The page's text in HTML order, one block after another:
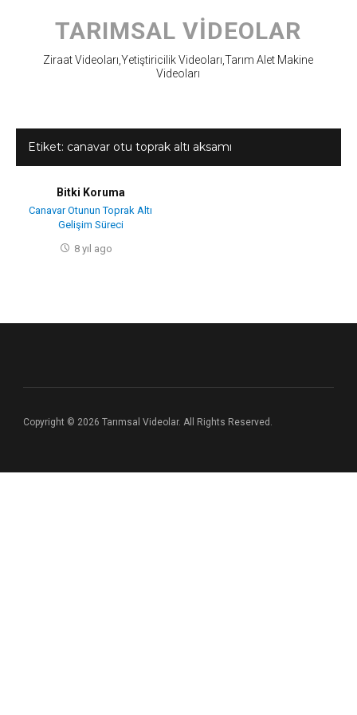
content
TARIMSAL VIDEOLAR
Ziraat Videoları,Yetiştiricilik Videoları,Tarım Alet Makine
Videoları
Etiket: canavar otu toprak altı aksamı
Bitki Koruma
Canavar Otunun Toprak Altı
Gelişim Süreci
8 yıl ago
Copyright © 2026 Tarımsal Videolar. All Rights Reserved.